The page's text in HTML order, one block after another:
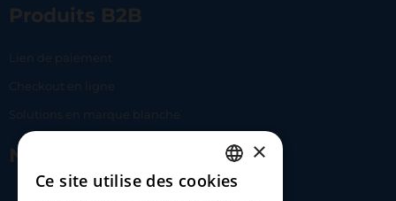
Produits B2B
Lien de paiement
Checkout en ligne
Solutions en marque blanche
Nous contacter
FRENCH
×
Ce site utilise des cookies